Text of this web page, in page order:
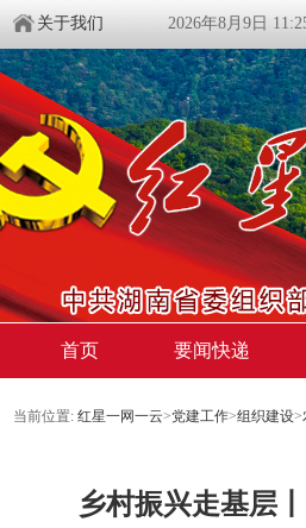
关于我们 2026年8月9日
首页 要闻快递
当前位置: 红星一网一云>党建工作>组织建设>
乡村振兴走基层